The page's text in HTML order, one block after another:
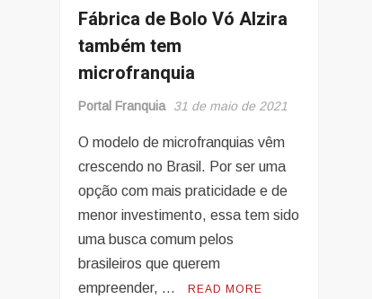
Fábrica de Bolo Vó Alzira
também tem
microfranquia
Portal Franquia 31 de maio de 2021
O modelo de microfranquias vêm
crescendo no Brasil. Por ser uma
opção com mais praticidade e de
menor investimento, essa tem sido
uma busca comum pelos
brasileiros que querem
empreender, …
READ MORE